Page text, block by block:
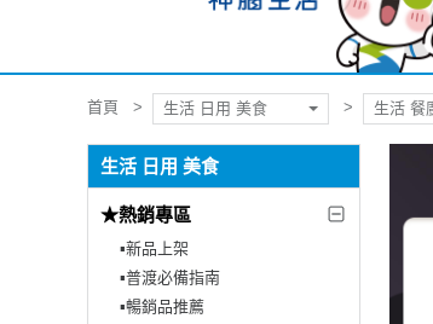
首頁 生活 日用 美食 生活 餐
生活 日用 美食
★熱銷專區
▪︎新品上架
▪︎普渡必備指南
▪︎暢銷品推薦